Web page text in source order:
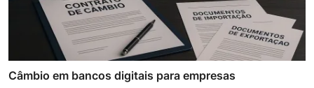
Câmbio em bancos digitais para empresas